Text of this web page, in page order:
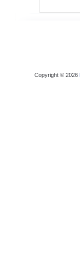
Copyright © 2026